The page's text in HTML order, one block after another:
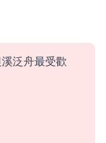
泛舟最受歡